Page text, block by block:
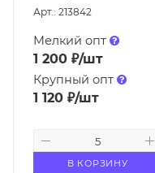
Арт.: 213842
Мелкий опт
1 200 ₽/шт
Крупный опт
1 120 ₽/шт
В КОРЗИНУ